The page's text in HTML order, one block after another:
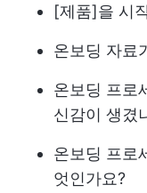
[제품]을 시
온보딩 자료
온보딩 프로
신감이 생겼
온보딩 프로
엇인가요?